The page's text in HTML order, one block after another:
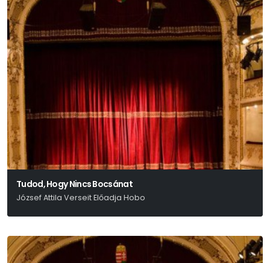
Tudod, Hogy Nincs Bocsánat
József Attila Verseit Előadja Hobo